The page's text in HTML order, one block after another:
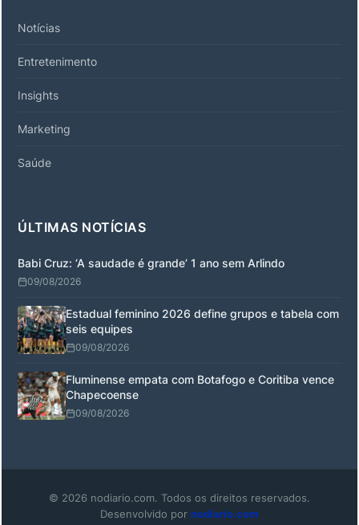
Notícias
Entretenimento
Insights
Marketing
Saúde
ÚLTIMAS NOTÍCIAS
Babi Cruz: ‘A saudade é grande’ 1 ano sem Arlindo
09/08/2026
Estadual feminino 2026 define grupos e tabela com
seis equipes
09/08/2026
Fluminense empata com Botafogo e Coritiba vence
Chapecoense
09/08/2026
© 2026 nodiario.com. Todos os direitos reservados.
Desenvolvido por nodiario.com